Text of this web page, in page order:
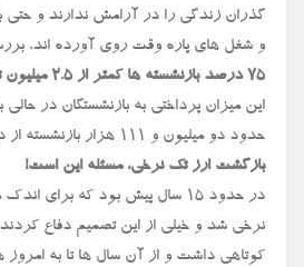
گذران زندگی را در آرامش ندارند و حتی
و شغل های پاره وقت روی آورده اند،
۷۵ درصد بازنشسته ها کمتر از ۲.۵ میلیون تومان حقوق می گیرند
این میزان پرداختی به بازنشستگان در
حدود دو میلیون و ۱۱۱ هزار بازنشسته از دولت حقوق می گیرند.
بازگشت ارز تک نرخی، مسئله این است!
در حدود ۱۵ سال پیش بود که برای
نرخی شد و خیلی از این تصمیم دفاع کردند
کوتاهی داشت و از آن سال ها تا به